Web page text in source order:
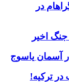
در
جنگ اخیر
آسمان یاسوج
در ترکیه!